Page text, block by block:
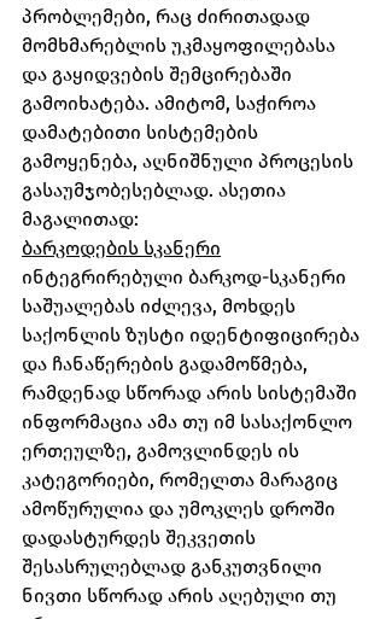
პრობლემები, რაც ძირითადად
მომხმარებლის უკმაყოფილებასა
და გაყიდვების შემცირებაში
გამოიხატება. ამიტომ, საჭიროა
დამატებითი სისტემების
გამოყენება, აღნიშნული პროცესის
გასაუმჯობესებლად. ასეთია
მაგალითად:
ბარკოდების სკანერი
ინტეგრირებული ბარკოდ-სკანერი
საშუალებას იძლევა, მოხდეს
საქონლის ზუსტი იდენტიფიცირება
და ჩანაწერების გადამოწმება,
რამდენად სწორად არის სისტემაში
ინფორმაცია ამა თუ იმ სასაქონლო
ერთეულზე, გამოვლინდეს ის
კატეგორიები, რომელთა მარაგიც
ამოწურულია და უმოკლეს დროში
დადასტურდეს შეკვეთის
შესასრულებლად განკუთვნილი
ნივთი სწორად არის აღებული თუ